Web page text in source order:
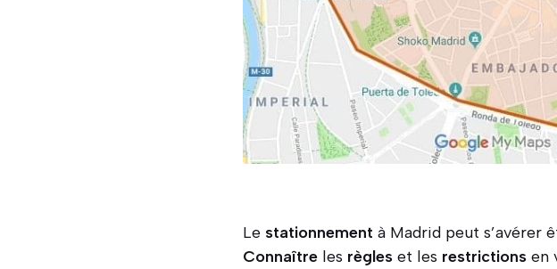
Le stationnement à Madrid peut s’avérer
Connaître les règles et les restrictions en